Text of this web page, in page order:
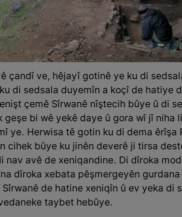
çandî ve, hêjayî gotinê ye ku di
di sedsala duyemîn a koçî de hatiye
çemê Sîrwanê nîştecih bûye û di
geşe bi wê yekê daye û gora wî jî
ye. Herwisa tê gotin ku di dema êrîşa
cihek bûye ku jinên deverê ji tirsa
nav avê de xeniqandine. Di dîroka
dîroka xebata pêşmergeyên
Sîrwanê de hatine xeniqîn û ev yeka di
taybet hebûye.